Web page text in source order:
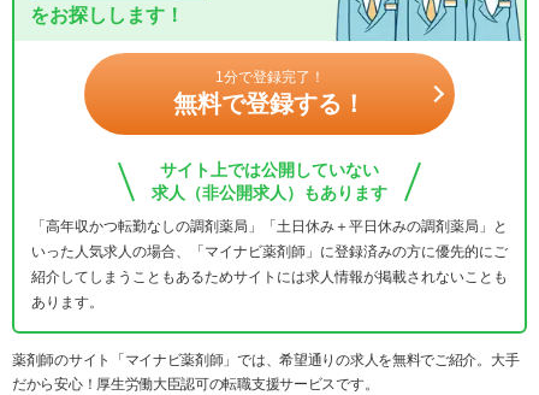
をお探しします！
1分で登録完了！
無料で登録する！
サイト上では公開していない
求人（非公開求人）もあります
「高年収かつ転勤なしの調剤薬局」「土日休み＋平日休みの調剤薬局」と
いった人気求人の場合、「マイナビ薬剤師」に登録済みの方に優先的にご
紹介してしまうこともあるためサイトには求人情報が掲載されないことも
あります。
薬剤師のサイト「マイナビ薬剤師」では、希望通りの求人を無料でご紹介。大手
だから安心！厚生労働大臣認可の転職支援サービスです。